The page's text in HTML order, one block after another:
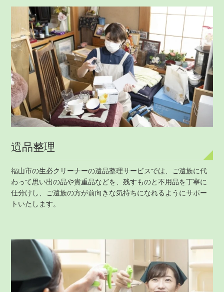
遺品整理
福山市の生必クリーナーの遺品整理サービスでは、ご遺族に代
わって思い出の品や貴重品などを、残すものと不用品を丁寧に
仕分けし、ご遺族の方が前向きな気持ちになれるようにサポー
トいたします。